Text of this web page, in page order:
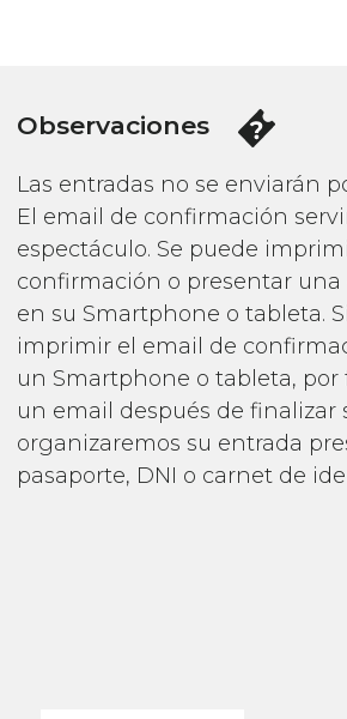
Observaciones
Las entradas no se enviarán
El email de confirmación
espectáculo. Se puede
confirmación o presentar una
en su Smartphone o tableta.
imprimir el email de
un Smartphone o tableta, por
un email después de finalizar
organizaremos su entrada
pasaporte, DNI o carnet de